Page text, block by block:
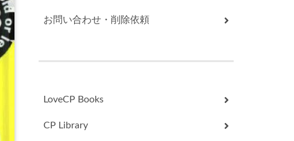
お問い合わせ・削除依頼
LoveCP Books
CP Library